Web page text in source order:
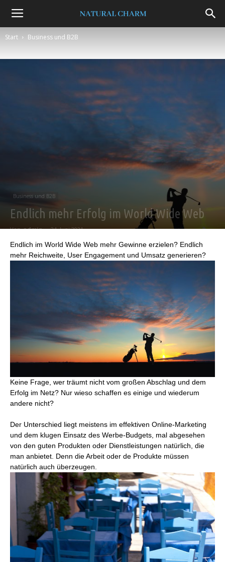
Natural
Start Business und B2B
Business und B2B
Endlich mehr Erfolg im World Wide Web
Von admin - 24. Juni 2021
Endlich im World Wide Web mehr Gewinne erzielen? Endlich
mehr Reichweite, User Engagement und Umsatz generieren?
Keine Frage, wer träumt nicht vom großen Abschlag und dem
Erfolg im Netz? Nur wieso schaffen es einige und wiederum
andere nicht?
Der Unterschied liegt meistens im effektiven Online-Marketing
und dem klugen Einsatz des Werbe-Budgets, mal abgesehen
von den guten Produkten oder Dienstleistungen natürlich, die
man anbietet. Denn die Arbeit oder de Produkte müssen
natürlich auch überzeugen.